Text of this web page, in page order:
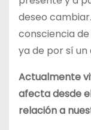
deseo
consciencia
ya de por sí un
Actualmente
afecta desde
relación a